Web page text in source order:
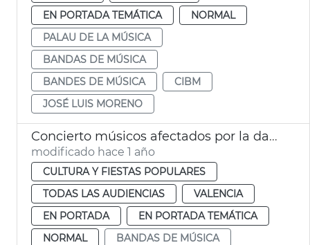
EN PORTADA TEMÁTICA
NORMAL
PALAU DE LA MÚSICA
BANDAS DE MÚSICA
BANDES DE MÚSICA
CIBM
JOSÉ LUIS MORENO
Concierto músicos afectados por la dana
modificado hace 1 año
CULTURA Y FIESTAS POPULARES
TODAS LAS AUDIENCIAS
VALENCIA
EN PORTADA
EN PORTADA TEMÁTICA
NORMAL
BANDAS DE MÚSICA